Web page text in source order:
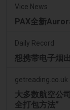
Vice News
PAX全新
Daily Record
想携带电子烟
getreading.co.uk
大多数航空公
全打包方法”